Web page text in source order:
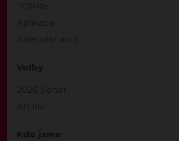
TOPlife
Aplikace
Kalendář akcí
Volby
2026 Senát
Archiv
Kdo jsme